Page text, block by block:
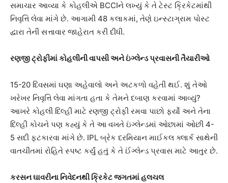
સમાચાર આવ્યા કે કોહલીએ BCCIને લખ્યું કે તે ટેસ્ટ ક્રિકેટમાંથી
નિવૃત્તિ લેવા માંગે છે. આગામી 48 કલાકમાં, તેણે ઇન્સ્ટાગ્રામ પોસ્ટ
દ્વારા તેની સત્તાવાર જાહેરાત કરી દીધી.
રણજી ટ્રોફીમાં કોહલીની વાપસી અને ઇંગ્લેન્ડ પ્રવાસની તૈયારીઓ
15-20 દિવસમાં ઘણા અહેવાલો અને અટકળો વહેતી થઈ. શું તેઓ
ખરેખર નિવૃત્તિ લેવા માંગતા હતા કે તેમને દબાણ કરવામાં આવ્યું?
આખરે કોહલી દિલ્હી માટે રણજી ટ્રોફી રમવા પાછો ફર્યો અને તેના
દિલ્હી કોચને પણ કહ્યું કે તે આ વખતે ઇંગ્લેન્ડમાં ઓછામાં ઓછી 4-
5 સદી ફટકારવા માંગે છે. IPL બ્રેક દરમિયાન માઈકલ ક્લાર્ક સાથેની
વાતચીતમાં રોહિતે સ્પષ્ટ કર્યું હતું કે તે ઈંગ્લેન્ડ પ્રવાસ માટે આતુર છે.
કરસન ઘાવરીના નિવેદનથી ક્રિકેટ જગતમાં હલચલ